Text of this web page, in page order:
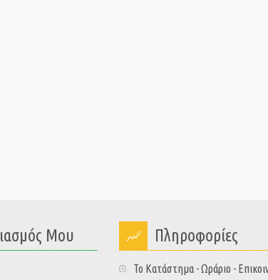
Μου Πληροφορίες
Το Κατάστημα - Ωράριο -